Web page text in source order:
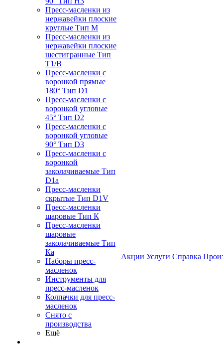
Пресс-масленки из
нержавейки плоские
круглые Тип M
Пресс-масленки из
нержавейки плоские
шестигранные Тип
T1/B
Пресс-масленки с
воронкой прямые
180° Тип D1
Пресс-масленки с
воронкой угловые
45° Тип D2
Пресс-масленки с
воронкой угловые
90° Тип D3
Пресс-масленки с
воронкой
заколачиваемые Тип
D1a
Пресс-масленки
скрытые Тип D1V
Пресс-масленки
шаровые Тип К
Пресс-масленки
шаровые
заколачиваемые Тип
Кa
Наборы пресс-
масленок
Инструменты для
пресс-масленок
Колпачки для пресс-
масленок
Снято с
производства
Ещё
Акции Услуги Справка